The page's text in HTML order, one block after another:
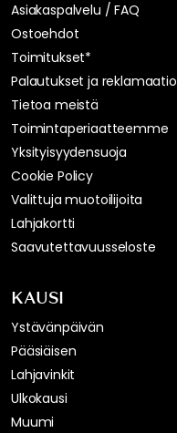
Asiakaspalvelu / FAQ
Ostoehdot
Toimitukset*
Palautukset ja
Tietoa meistä
Toimintaperiaatteemme
Yksityisyydensuoja
Cookie Policy
Valittuja muotoilijoita
Lahjakortti
Saavutettavuusseloste
KAUSI
Ystävänpäivän
Pääsiäisen
Lahjavinkit
Ulkokausi
Muumi